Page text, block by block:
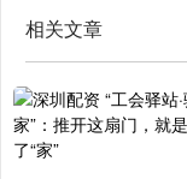
相关文章